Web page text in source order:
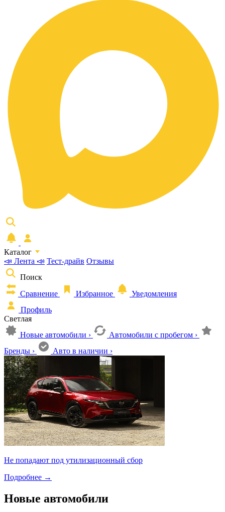
Каталог
📣 Лента 📣 Тест-драйв Отзывы
Поиск
Сравнение
Избранное
Уведомления
Профиль
Светлая
Новые автомобили › Автомобили с пробегом ›
Бренды › Авто в наличии ›
Не попадают под утилизационный сбор
Подробнее →
Новые автомобили